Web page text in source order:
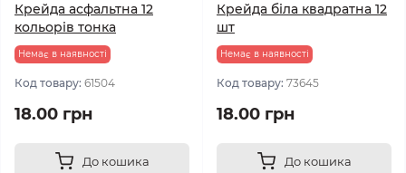
Крейда асфальтна 12
кольорів тонка
Немає в наявності
Код товару: 61504
18.00 грн
До кошика
Крейда біла квадратна 12
шт
Немає в наявності
Код товару: 73645
18.00 грн
До кошика